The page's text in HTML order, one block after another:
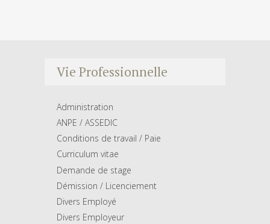
Vie Professionnelle
Administration
ANPE / ASSEDIC
Conditions de travail / Paie
Curriculum vitae
Demande de stage
Démission / Licenciement
Divers Employé
Divers Employeur